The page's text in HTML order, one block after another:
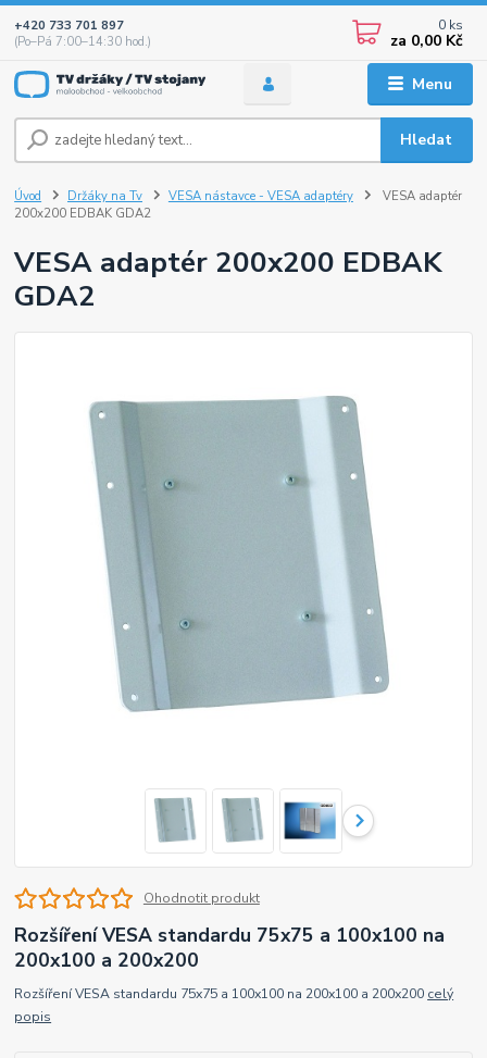
Menu
Hledat
+420 733 701 897
(Po–Pá 7:00–14:30 hod.)
0 ks
za 0,00 Kč
Úvod Držáky na Tv VESA nástavce - VESA adaptéry
VESA adaptér
200x200 EDBAK GDA2
VESA adaptér 200x200 EDBAK
GDA2
Ohodnotit produkt
Rozšíření VESA standardu 75x75 a 100x100 na
200x100 a 200x200
Rozšíření VESA standardu 75x75 a 100x100 na 200x100 a 200x200 celý
popis